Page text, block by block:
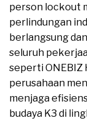
person lockout
perlindungan
berlangsung
seluruh
seperti ONEBIZ
perusahaan
menjaga
budaya K3 di